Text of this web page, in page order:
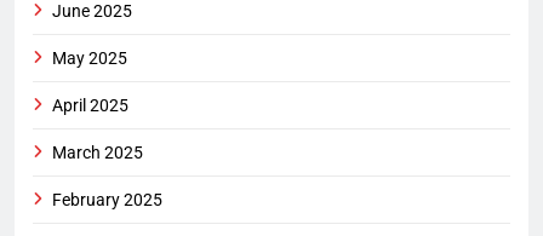
June 2025
May 2025
April 2025
March 2025
February 2025